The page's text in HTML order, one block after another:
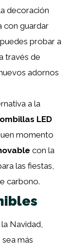
decoración
con guardar
, puedes probar a
través de
adornos
a la
LED
momento
con la
las fiestas,
carbono.
Navidad,
más